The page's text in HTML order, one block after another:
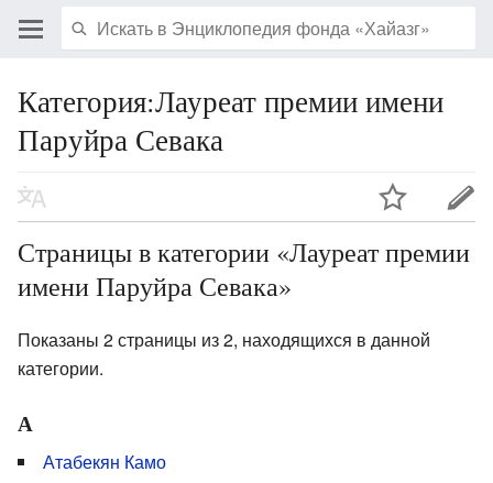
Категория:Лауреат премии имени
Паруйра Севака
Страницы в категории «Лауреат премии
имени Паруйра Севака»
Показаны 2 страницы из 2, находящихся в данной
категории.
А
Атабекян Камо